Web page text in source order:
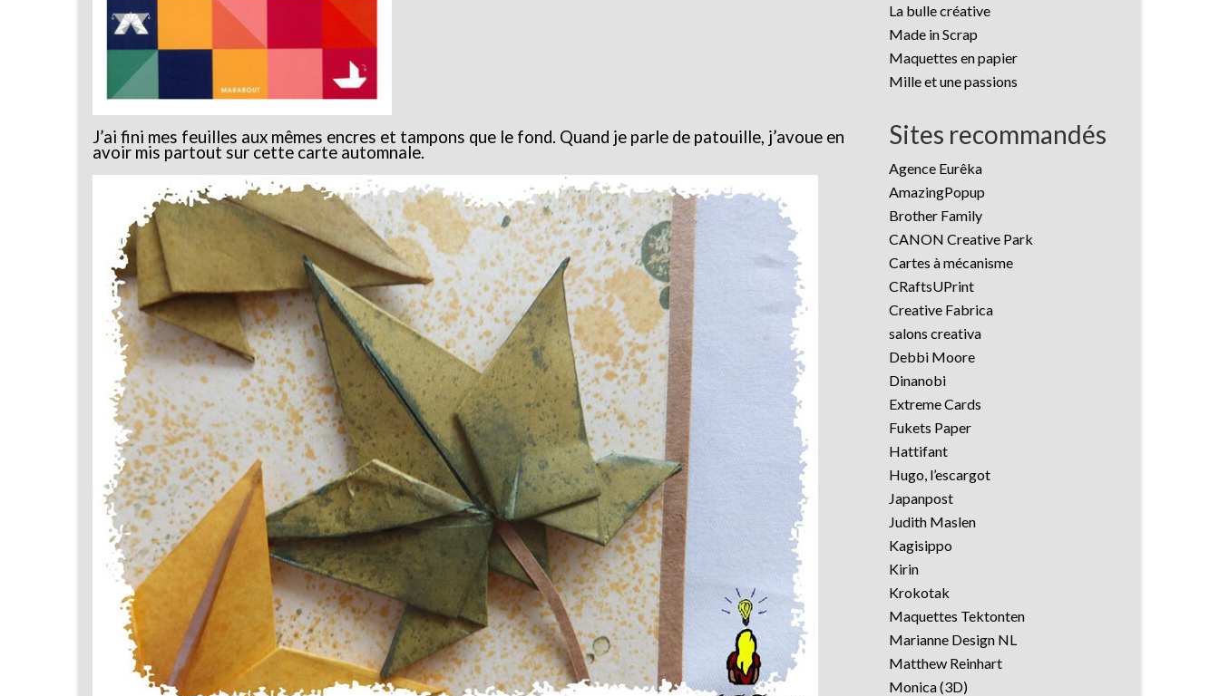
J’ai fini mes feuilles aux mêmes encres et tampons que le fond. Quand je parle de patouille, j’avoue en
avoir mis partout sur cette carte automnale.
La bulle créative
Made in Scrap
Maquettes en papier
Mille et une passions
Sites recommandés
Agence Eurêka
AmazingPopup
Brother Family
CANON Creative Park
Cartes à mécanisme
CRaftsUPrint
Creative Fabrica
salons creativa
Debbi Moore
Dinanobi
Extreme Cards
Fukets Paper
Hattifant
Hugo, l’escargot
Japanpost
Judith Maslen
Kagisippo
Kirin
Krokotak
Maquettes Tektonten
Marianne Design NL
Matthew Reinhart
Monica (3D)